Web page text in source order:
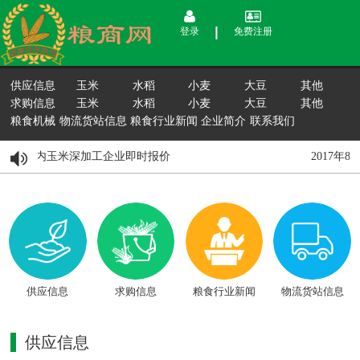
登录 免费注册
供应信息 玉米 水稻 小麦 大豆
其他
求购信息
玉米 水稻 小麦 大豆
其他
粮食机械 物流货站信息 粮食行业新闻 企业简介 联系我们
日国内玉米深加工企业即时报价 2017年8
供应信息 求购信息 粮食行业新闻 物流货站信息
供应信息